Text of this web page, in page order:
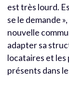
est très lourd.
se le demande
nouvelle
adapter sa
locataires et
présents dans